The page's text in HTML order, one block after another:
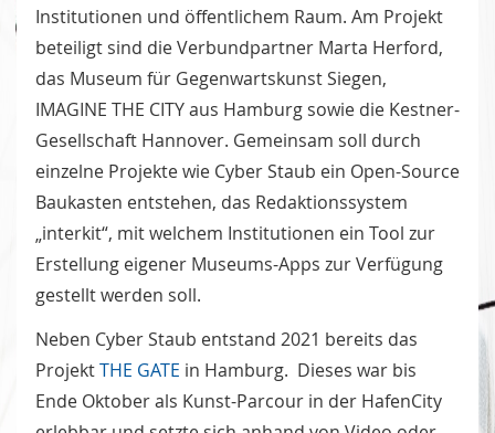
Institutionen und öffentlichem Raum. Am Projekt
beteiligt sind die Verbundpartner Marta Herford,
das Museum für Gegenwartskunst Siegen,
IMAGINE THE CITY aus Hamburg sowie die Kestner-
Gesellschaft Hannover. Gemeinsam soll durch
einzelne Projekte wie Cyber Staub ein Open-Source
Baukasten entstehen, das Redaktionssystem
„interkit“, mit welchem Institutionen ein Tool zur
Erstellung eigener Museums-Apps zur Verfügung
gestellt werden soll.
Neben Cyber Staub entstand 2021 bereits das
ProjektTHE GATE in Hamburg. Dieses war bis
Ende Oktober als Kunst-Parcour in der HafenCity